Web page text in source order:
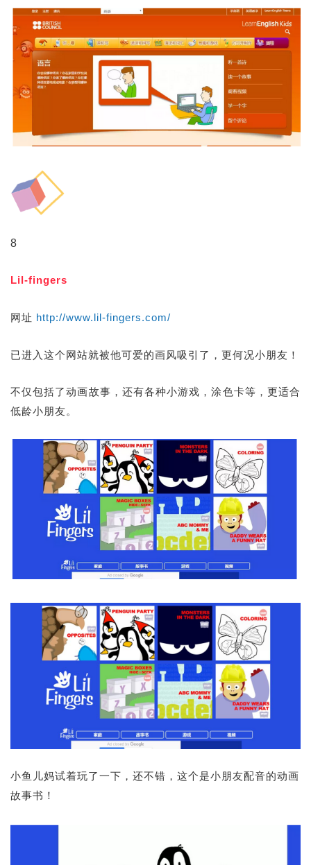
8
Lil-fingers
网址 http://www.lil-fingers.com/
已进入这个网站就被他可爱的画风吸引了，更何况小朋友！
不仅包括了动画故事，还有各种小游戏，涂色卡等，更适合
低龄小朋友。
小鱼儿妈试着玩了一下，还不错，这个是小朋友配音的动画
故事书！